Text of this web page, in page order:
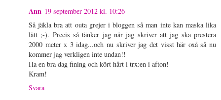
Ann 19 september 2012 kl. 10:26
Så jäkla bra att outa grejer i bloggen så man inte kan maska lika
lätt ;-). Precis så tänker jag när jag skriver att jag ska prestera
2000 meter x 3 idag...och nu skriver jag det visst här oxå så nu
kommer jag verkligen inte undan!!
Ha en bra dag fining och kört hårt i trx:en i afton!
Kram!
Svara